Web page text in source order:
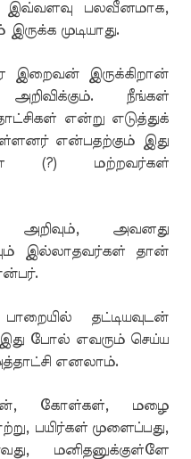
இவ்வளவு பலவீனமாக,
முடியாது.
இறைவன் இருக்கிறான்
நீங்கள்
என்று எடுத்துக்
என்பதற்கும் இது
(?) மற்றவர்கள்
அவனது
இல்லாதவர்கள் தான்
தட்டியவுடன்
போல் எவரும் செய்ய
எனலாம்.
கோள்கள், மழை
பயிர்கள் முளைப்பது,
மனிதனுக்குள்ளே